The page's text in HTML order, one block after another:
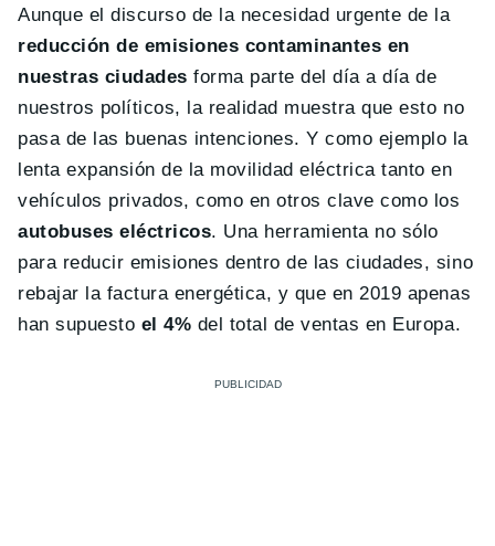
Aunque el discurso de la necesidad urgente de la
reducción de emisiones contaminantes en
nuestras ciudades forma parte del día a día de
nuestros políticos, la realidad muestra que esto no
pasa de las buenas intenciones. Y como ejemplo la
lenta expansión de la movilidad eléctrica tanto en
vehículos privados, como en otros clave como los
autobuses eléctricos. Una herramienta no sólo
para reducir emisiones dentro de las ciudades, sino
rebajar la factura energética, y que en 2019 apenas
han supuesto el 4% del total de ventas en Europa.